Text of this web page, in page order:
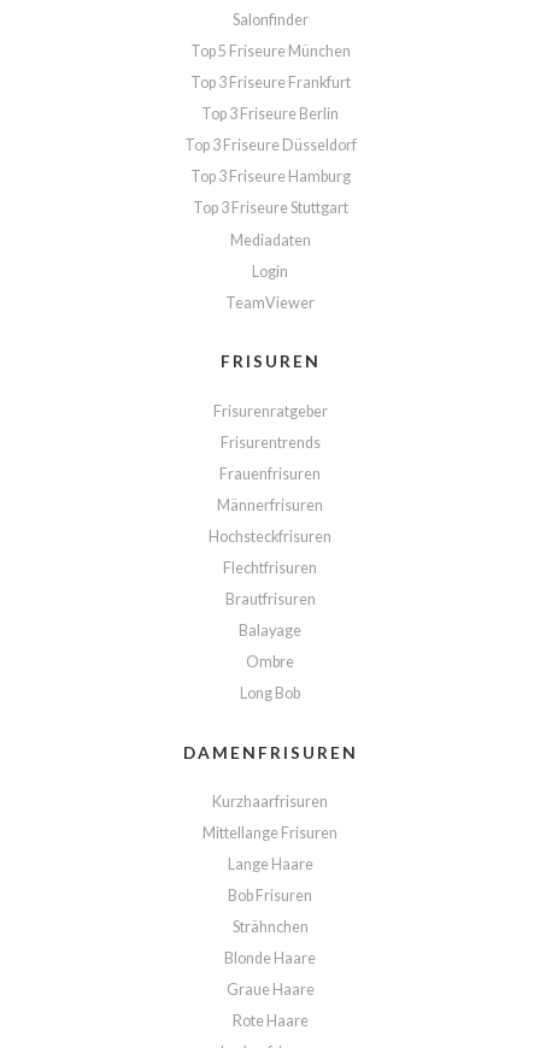
Salonfinder
Top 5 Friseure München
Top 3 Friseure Frankfurt
Top 3 Friseure Berlin
Top 3 Friseure Düsseldorf
Top 3 Friseure Hamburg
Top 3 Friseure Stuttgart
Mediadaten
Login
TeamViewer
FRISUREN
Frisurenratgeber
Frisurentrends
Frauenfrisuren
Männerfrisuren
Hochsteckfrisuren
Flechtfrisuren
Brautfrisuren
Balayage
Ombre
Long Bob
DAMENFRISUREN
Kurzhaarfrisuren
Mittellange Frisuren
Lange Haare
Bob Frisuren
Strähnchen
Blonde Haare
Graue Haare
Rote Haare